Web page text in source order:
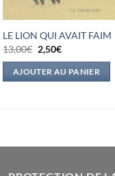
LE LION QUI AVAIT FAIM
13,00€ Le
prix
initial
était :
2,50€Le
actuel
est :
AJOUTER AU PANIER